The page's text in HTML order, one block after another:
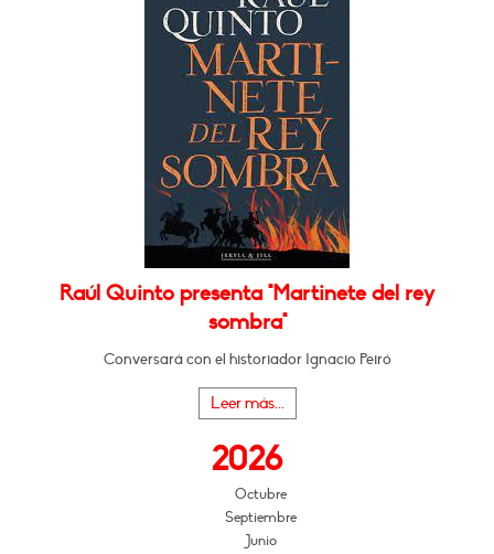
Raúl Quinto presenta "Martinete del rey
sombra"
Conversará con el historiador Ignacio Peiró
Leer más...
2026
Octubre
Septiembre
Junio